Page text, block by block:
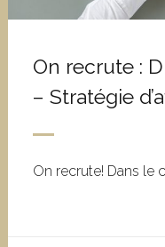
On recrute :
– Stratégie
On recrute! Dans le